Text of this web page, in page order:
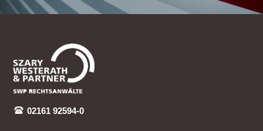
02161 92594-0